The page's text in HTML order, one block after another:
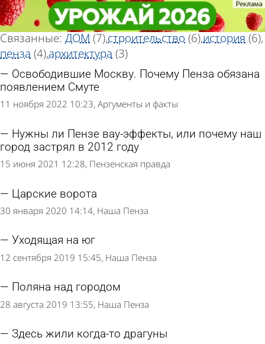
«Город»
Тег статей
Всего найдено 42 статьи
Связанные: ДОМ (7)строительство (6)история (6)
пенза (4)архитектура (3)
Освободившие Москву. Почему Пенза обязана
появлением Смуте
11 ноября 2022 10:23 Аргументы и факты
Нужны ли Пензе вау-эффекты, или почему наш
город застрял в 2012 году
15 июня 2021 12:28 Пензенская правда
Царские ворота
30 января 2020 14:14 Наша Пенза
Уходящая на юг
12 сентября 2019 15:45 Наша Пенза
Поляна над городом
28 августа 2019 13:55 Наша Пенза
Здесь жили когда-то драгуны
«Город»
Тег статей